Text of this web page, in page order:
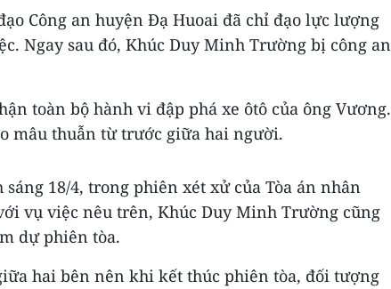
Công an huyện Đạ Huoai đã chỉ đạo lực lượng
Ngay sau đó, Khúc Duy Minh Trường bị công an
toàn bộ hành vi đập phá xe ôtô của ông Vương.
mâu thuẫn từ trước giữa hai người.
18/4, trong phiên xét xử của Tòa án nhân
vụ việc nêu trên, Khúc Duy Minh Trường cũng
dự phiên tòa.
hai bên nên khi kết thúc phiên tòa, đối tượng